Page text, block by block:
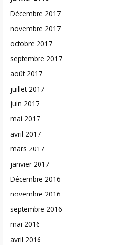
Décembre 2017
novembre 2017
octobre 2017
septembre 2017
août 2017
juillet 2017
juin 2017
mai 2017
avril 2017
mars 2017
janvier 2017
Décembre 2016
novembre 2016
septembre 2016
mai 2016
avril 2016